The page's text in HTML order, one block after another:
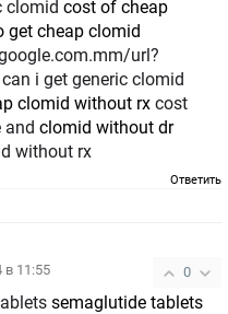
clomid cost of cheap
get cheap clomid
url?
i get generic clomid
clomid without rx cost
and clomid without dr
without rx
Ответить
0
в 11:55
semaglutide tablets